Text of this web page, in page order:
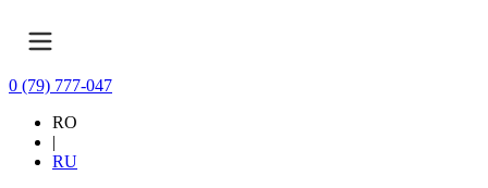
0 (79) 777-047
RO
|
RU